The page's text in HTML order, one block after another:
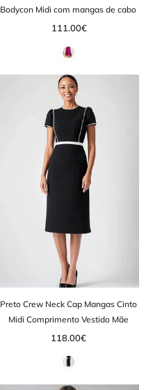
Bodycon Midi com mangas de cabo
111.00€
Preto Crew Neck Cap Mangas Cinto
Midi Comprimento Vestido Mãe
118.00€